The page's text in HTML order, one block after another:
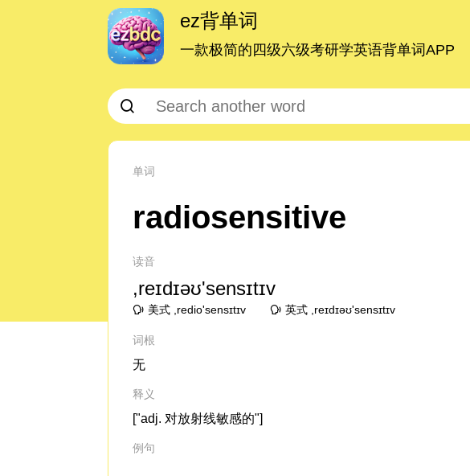
ez背单词
一款极简的四级六级考研学英语背单词APP
单词
radiosensitive
读音
,reɪdɪəʊ'sensɪtɪv
美式 ,redio'sensɪtɪv 英式 ,reɪdɪəʊ'sensɪtɪv
词根
无
释义
["adj. 对放射线敏感的"]
例句